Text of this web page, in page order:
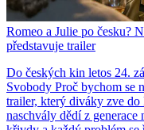
Romeo a Julie po česku?
představuje trailer
Do českých kin letos 24.
Svobody Proč bychom se
trailer, který diváky zve do
naschvály dědí z generace